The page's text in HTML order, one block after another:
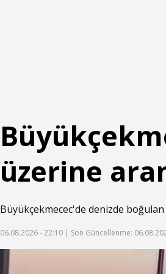
üzerine
Büyükçekmecec'de denizde
06.08.2026 - 22:10 | Son Güncellenme: